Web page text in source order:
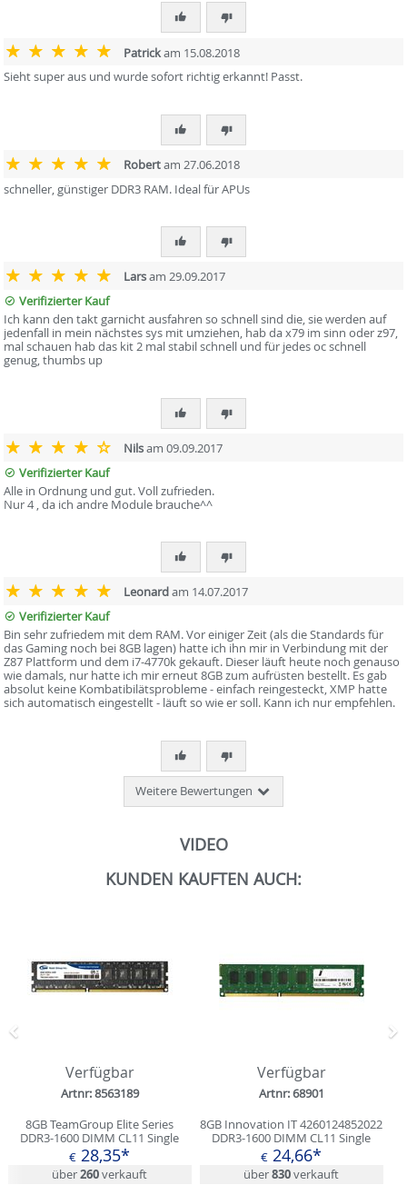
Patrickam 15.08.2018
Sieht super aus und wurde sofort richtig erkannt! Passt.
Robertam 27.06.2018
schneller, günstiger DDR3 RAM. Ideal für APUs
Larsam 29.09.2017
Verifizierter Kauf
Ich kann den takt garnicht ausfahren so schnell sind die, sie werden auf
jedenfall in mein nächstes sys mit umziehen, hab da x79 im sinn oder z97,
mal schauen hab das kit 2 mal stabil schnell und für jedes oc schnell
genug, thumbs up
Nilsam 09.09.2017
Verifizierter Kauf
Alle in Ordnung und gut. Voll zufrieden.
Nur 4 , da ich andre Module brauche^^
Leonardam 14.07.2017
Verifizierter Kauf
Bin sehr zufriedem mit dem RAM. Vor einiger Zeit (als die Standards für
das Gaming noch bei 8GB lagen) hatte ich ihn mir in Verbindung mit der
Z87 Plattform und dem i7-4770k gekauft. Dieser läuft heute noch genauso
wie damals, nur hatte ich mir erneut 8GB zum aufrüsten bestellt. Es gab
absolut keine Kombatibilätsprobleme - einfach reingesteckt, XMP hatte
sich automatisch eingestellt - läuft so wie er soll. Kann ich nur empfehlen.
Weitere Bewertungen
VIDEO
KUNDEN KAUFTEN AUCH:
Verfügbar
Artnr: 8563189
8GB TeamGroup Elite Series
DDR3-1600 DIMM CL11 Single
€ 28,35*
über260verkauft
Verfügbar
Artnr: 68901
8GB Innovation IT 4260124852022
DDR3-1600 DIMM CL11 Single
€ 24,66*
über830verkauft
Zurück